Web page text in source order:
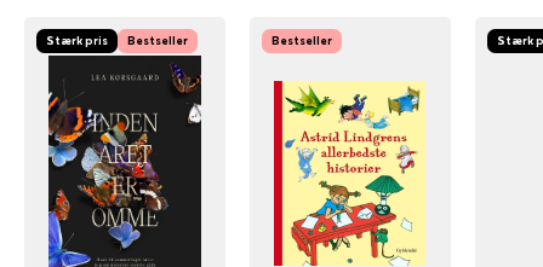
Stærk pris Bestseller Bestseller Stærk